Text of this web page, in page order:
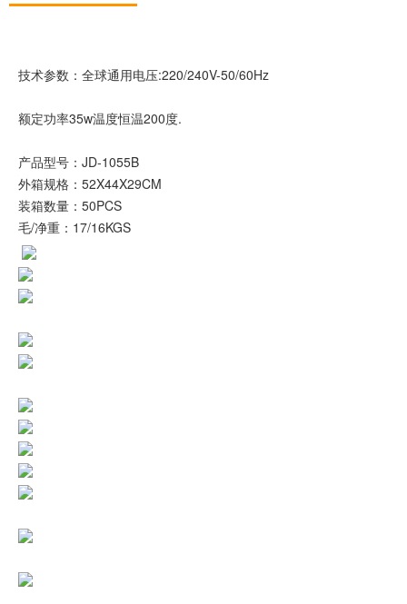
技术参数：全球通用电压:220/240V-50/60Hz
额定功率35w温度恒温200度.
产品型号：JD-1055B
外箱规格：52X44X29CM
装箱数量：50PCS
毛/净重：17/16KGS